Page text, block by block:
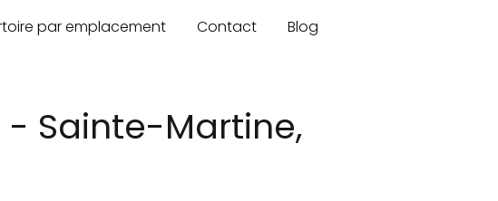
par emplacement Contact Blog
- Sainte-Martine,